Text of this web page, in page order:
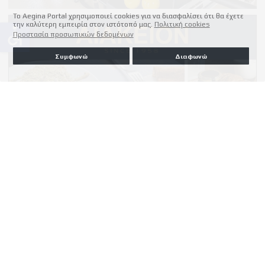
Το Aegina Portal χρησιμοποιεί cookies για να διασφαλίσει ότι θα έχετε
την καλύτερη εμπειρία στον ιστότοπό μας. Πολιτική cookies
Προστασία προσωπικών δεδομένων
Συμφωνώ Διαφωνώ
accessible